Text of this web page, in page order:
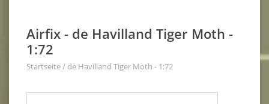
Airfix - de Havilland Tiger Moth -
1:72
Startseite/ de Havilland Tiger Moth - 1:72